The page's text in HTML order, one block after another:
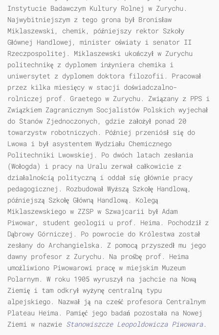
Instytucie Badawczym Kultury Rolnej w Zurychu.
Najwybitniejszym z tego grona był Bronisław
Miklaszewski, chemik, późniejszy rektor Szkoły
Głównej Handlowej, minister oświaty i senator II
Rzeczpospolitej. Miklaszewski ukończył w Zurychu
politechnikę z dyplomem inżyniera chemika i
uniwersytet z dyplomem doktora filozofii. Pracował
przez kilka miesięcy w stacji doświadczalno-
rolniczej prof. Graetego w Zurychu. Związany z PPS i
Związkiem Zagranicznym Socjalistów Polskich wyjechał
do Stanów Zjednoczonych, gdzie założył ponad 20
towarzystw robotniczych. Później przeniósł się do
Lwowa i był asystentem Wydziału Chemicznego
Politechniki Lwowskiej. Po dwóch latach zesłania
(Wołogda) i pracy na Uralu zerwał całkowicie z
działalnością polityczną i oddał się głównie pracy
pedagogicznej. Rozbudował Wyższą Szkołę Handlową,
późniejszą Szkołę Główną Handlową. Kolegą
Miklaszewskiego w ZZSP w Szwajcarii był Adam
Piwowar, student geologii u prof. Heima. Pochodził z
Dąbrowy Górniczej. Po powrocie do Królestwa został
zesłany do Archangielska. Z pomocą przyszedł mu jego
dawny profesor z Zurychu. Na prośbę prof. Heima
umożliwiono Piwowarowi pracę w miejskim Muzeum
Polarnym. W roku 1905 wyruszył na jachcie na Nową
Ziemię i tam odkrył wyżynę centralną typu
alpejskiego. Nazwał ją na cześć profesora Centralnym
Plateau Heima. Pamięć jego badań pozostała na Nowej
Ziemi w nazwie Stanowiszcze Leopoldowicza Piwowara.